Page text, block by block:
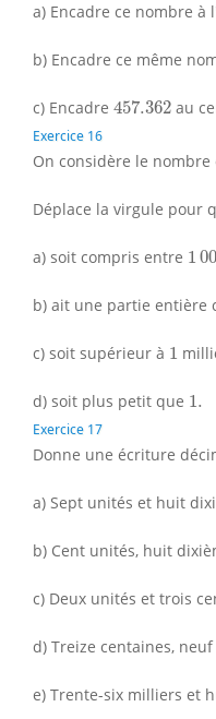
a) Encadre ce nombre à
b) Encadre ce même
c) Encadre 457.362
457.362au
Exercice 16
On considère le nombre
Déplace la virgule pour
a) soit compris entre 1
1
b) ait une partie entière
c) soit supérieur à 1
1
d) soit plus petit que 1.
1.
Exercice 17
Donne une écriture
a) Sept unités et huit
b) Cent unités, huit
c) Deux unités et trois
d) Treize centaines,
e) Trente-six milliers et